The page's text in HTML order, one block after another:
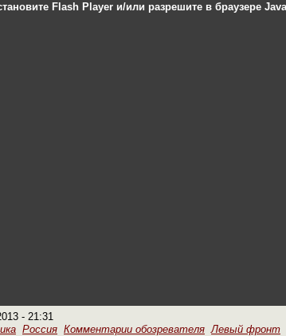
Flash Playerи/или разрешите в браузере
- 21:31
Россия Комментарии обозревателя Левый фронт